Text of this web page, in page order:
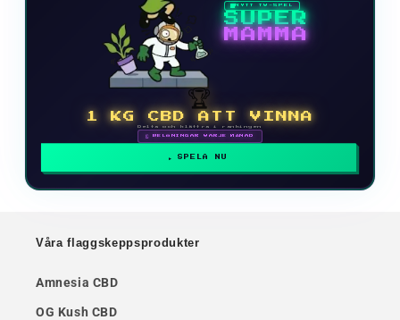
NYTT TV-SPEL
SUPER
MAMMA
🏆
1 KG CBD ATT VINNA
Delta och klättra i rankingen
🗓 BELÖNINGAR VARJE MÅNAD
SPELA NU
Våra flaggskeppsprodukter
Amnesia CBD
OG Kush CBD